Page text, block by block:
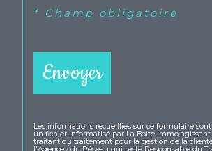
* Champ obligatoire
Envoyer
Les informations recueillies sur ce formulaire
un fichier informatisé par La Boite Immo agissant
traitant du traitement pour la gestion de la